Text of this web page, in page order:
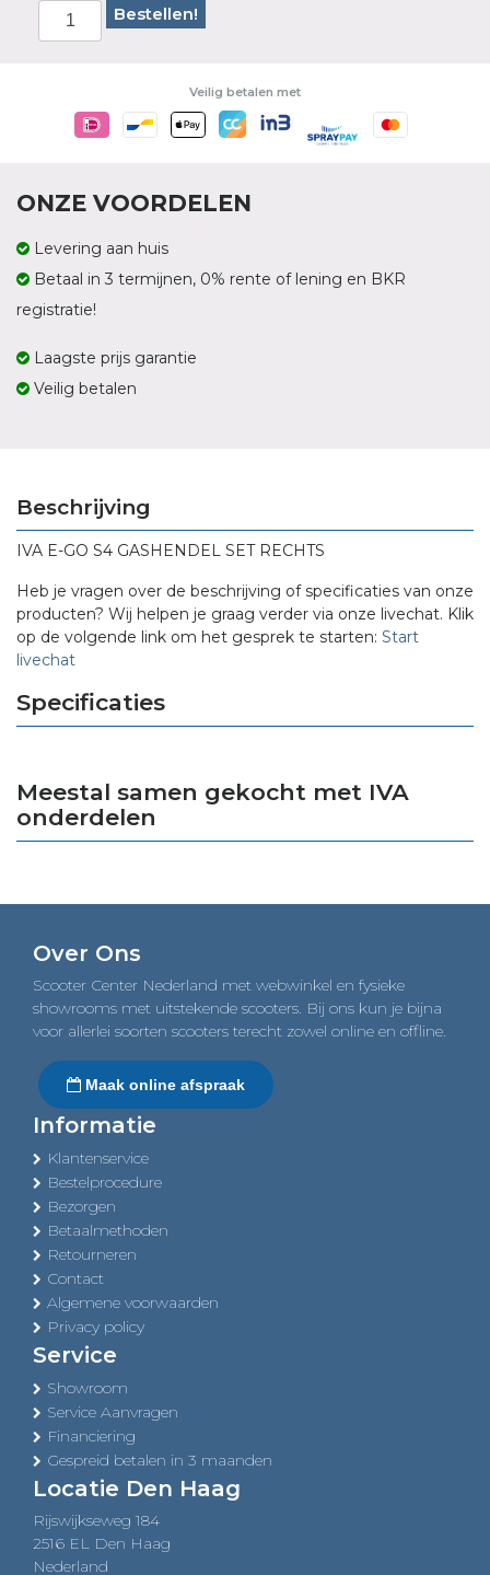
Bestellen!
Veilig betalen met
ONZE VOORDELEN
Levering aan huis
Betaal in 3 termijnen, 0% rente of lening en BKR
registratie!
Laagste prijs garantie
Veilig betalen
Beschrijving
IVA E-GO S4 GASHENDEL SET RECHTS
Heb je vragen over de beschrijving of specificaties van onze
producten? Wij helpen je graag verder via onze livechat. Klik
op de volgende link om het gesprek te starten: Start
livechat
Specificaties
Meestal samen gekocht met IVA
onderdelen
Over Ons
Scooter Center Nederland met webwinkel en fysieke
showrooms met uitstekende scooters. Bij ons kun je bijna
voor allerlei soorten scooters terecht zowel online en offline.
Maak online afspraak
Informatie
Klantenservice
Bestelprocedure
Bezorgen
Betaalmethoden
Retourneren
Contact
Algemene voorwaarden
Privacy policy
Service
Showroom
Service Aanvragen
Financiering
Gespreid betalen in 3 maanden
Locatie Den Haag
Rijswijkseweg 184
2516 EL Den Haag
Nederland